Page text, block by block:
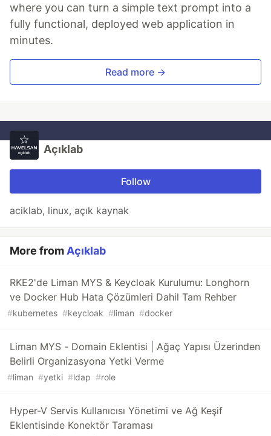
where you can turn a simple text prompt into a
fully functional, deployed web application in
minutes.
Read more →
Açıklab
Follow
aciklab, linux, açık kaynak
More from Açıklab
RKE2'de Liman MYS & Keycloak Kurulumu: Longhorn
ve Docker Hub Hata Çözümleri Dahil Tam Rehber
#kubernetes #keycloak #liman #docker
Liman MYS - Domain Eklentisi | Ağaç Yapısı Üzerinden
Belirli Organizasyona Yetki Verme
#liman #yetki #ldap #role
Hyper-V Servis Kullanıcısı Yönetimi ve Ağ Keşif
Eklentisinde Konektör Taraması